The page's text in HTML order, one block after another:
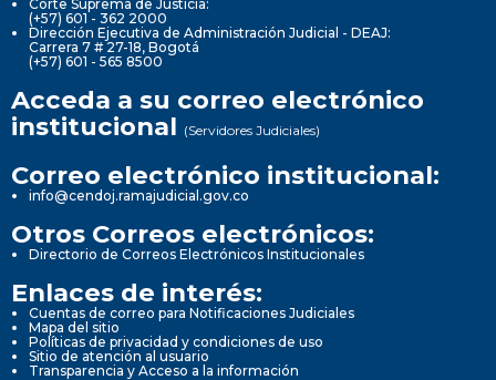
Corte Suprema de Justicia:
(+57) 601 - 362 2000
Dirección Ejecutiva de Administración Judicial - DEAJ:
Carrera 7 # 27-18, Bogotá
(+57) 601 - 565 8500
Acceda a su correo electrónico
institucional (Servidores Judiciales)
Correo electrónico institucional:
info@cendoj.ramajudicial.gov.co
Otros Correos electrónicos:
Directorio de Correos Electrónicos Institucionales
Enlaces de interés:
Cuentas de correo para Notificaciones Judiciales
Mapa del sitio
Políticas de privacidad y condiciones de uso
Sitio de atención al usuario
Transparencia y Acceso a la información